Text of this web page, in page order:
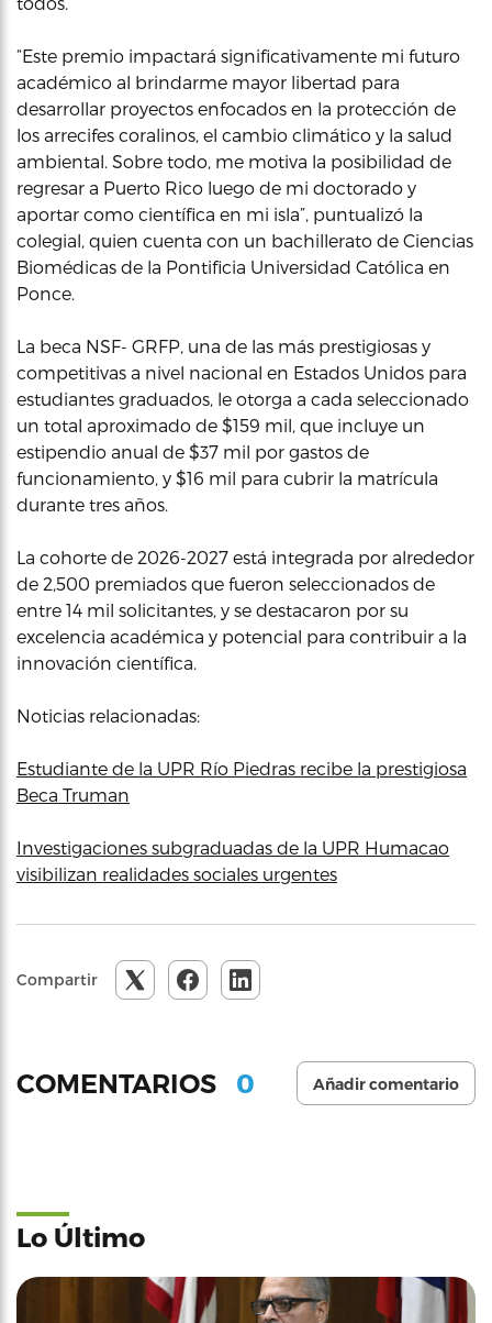
“Este premio impactará significativamente mi futuro
académico al brindarme mayor libertad para
desarrollar proyectos enfocados en la protección de
los arrecifes coralinos, el cambio climático y la salud
ambiental. Sobre todo, me motiva la posibilidad de
regresar a Puerto Rico luego de mi doctorado y
aportar como científica en mi isla”, puntualizó la
colegial, quien cuenta con un bachillerato de Ciencias
Biomédicas de la Pontificia Universidad Católica en
Ponce.
La beca NSF- GRFP, una de las más prestigiosas y
competitivas a nivel nacional en Estados Unidos para
estudiantes graduados, le otorga a cada seleccionado
un total aproximado de $159 mil, que incluye un
estipendio anual de $37 mil por gastos de
funcionamiento, y $16 mil para cubrir la matrícula
durante tres años.
La cohorte de 2026-2027 está integrada por alrededor
de 2,500 premiados que fueron seleccionados de
entre 14 mil solicitantes, y se destacaron por su
excelencia académica y potencial para contribuir a la
innovación científica.
Noticias relacionadas:
Estudiante de la UPR Río Piedras recibe la prestigiosa
Beca Truman
Investigaciones subgraduadas de la UPR Humacao
visibilizan realidades sociales urgentes
Compartir
COMENTARIOS 0 Añadir comentario
Lo Último